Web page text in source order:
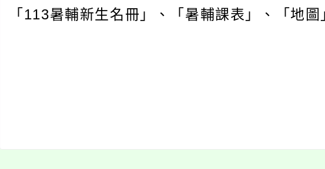
「 113暑輔新生名冊」、「暑輔課表」、「地圖